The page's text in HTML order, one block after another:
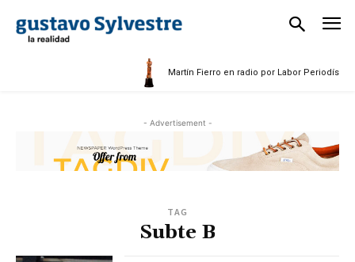
Martín Fierro en radio por Labor Periodística
- Advertisement -
TAG
Subte B